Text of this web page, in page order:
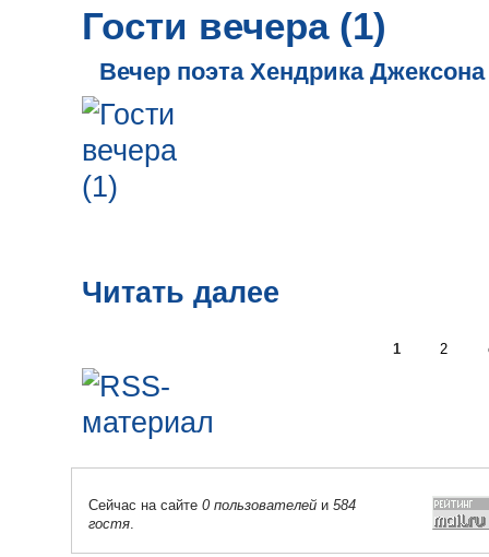
Гости вечера (1)
Вечер поэта Хендрика Джексона
Читать далее
1 2
Сейчас на сайте 0 пользователей и 584
гостя.